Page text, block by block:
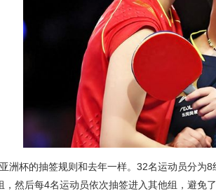
洲杯的抽签规则和去年一样。32名运动员分为
，然后每4名运动员依次抽签进入其他组，避免